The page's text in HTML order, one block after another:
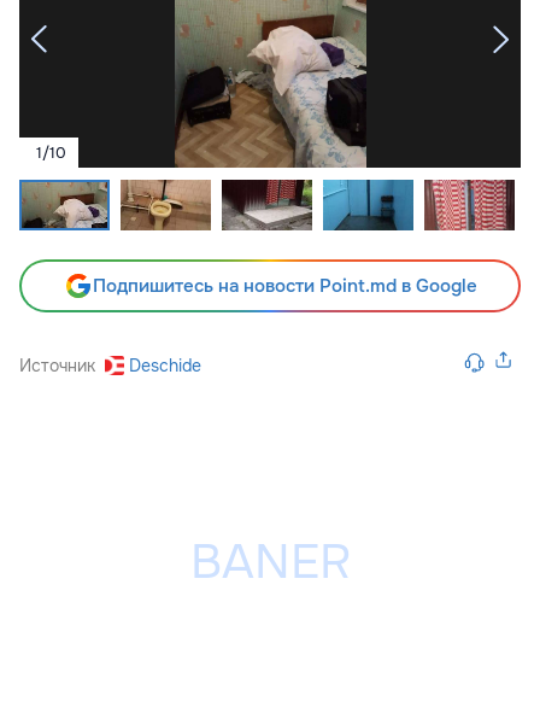
1/10
Подпишитесь на новости Point.md в Google
Источник Deschide